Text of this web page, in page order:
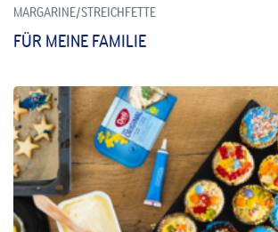
MARGARINE/STREICHFETTE
FÜR MEINE FAMILIE